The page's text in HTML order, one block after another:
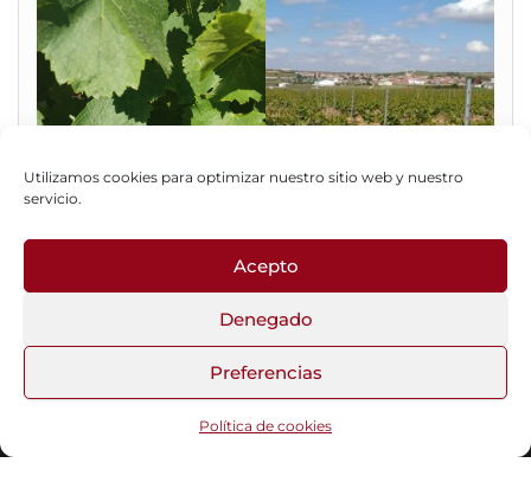
Utilizamos cookies para optimizar nuestro sitio web y nuestro
servicio.
Acepto
Denegado
Preferencias
Política de cookies
Fotos del Blog
Funciona gracias aWordPress |Tema:Head Blog